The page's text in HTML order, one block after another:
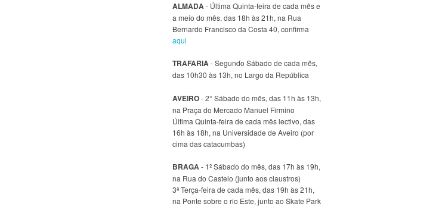
ALMADA- Última Quinta-feira de cada mês e
a meio do mês, das 18h às 21h, na Rua
Bernardo Francisco da Costa 40, confirma
aqui
TRAFARIA- Segundo Sábado de cada mês,
das 10h30 às 13h, no Largo da República
AVEIRO- 2° Sábado do mês, das 11h às 13h,
na Praça do Mercado Manuel Firmino
Última Quinta-feira de cada mês lectivo, das
16h às 18h, na Universidade de Aveiro (por
cima das catacumbas)
BRAGA- 1º Sábado do mês, das 17h às 19h,
na Rua do Castelo (junto aos claustros)
3ª Terça-feira de cada mês, das 19h às 21h,
na Ponte sobre o rio Este, junto ao Skate Park